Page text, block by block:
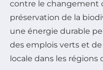
contre le changement
préservation de la
une énergie durable
des emplois verts et
locale dans les